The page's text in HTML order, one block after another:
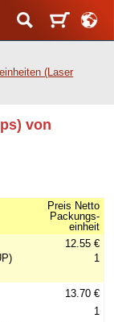
(Laser
von
Preis Netto
Packungs-
einheit
12.55 €
1
13.70 €
1